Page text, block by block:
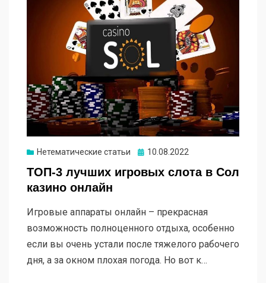
Нетематические статьи Опубликовано
10.08.2022
ТОП-3 лучших игровых слота в Сол
казино онлайн
Игровые аппараты онлайн – прекрасная
возможность полноценного отдыха, особенно
если вы очень устали после тяжелого рабочего
дня, а за окном плохая погода. Но вот к…